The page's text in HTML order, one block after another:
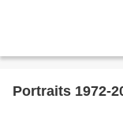
Portraits 1972-